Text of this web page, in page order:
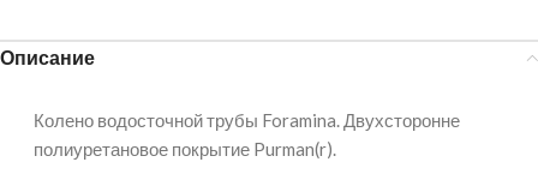
Описание
Колено водосточной трубы Foramina. Двухсторонне
полиуретановое покрытие Purman(r).